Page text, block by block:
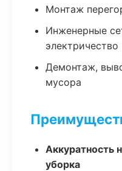
Монтаж
Инженерные
электричество
Демонтаж,
мусора
Аккуратность
уборка